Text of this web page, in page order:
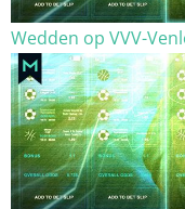
Wedden op VVV-